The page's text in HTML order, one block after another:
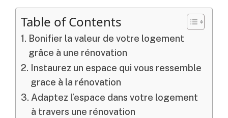
Table of Contents
Bonifier la valeur de votre logement
grâce à une rénovation
Instaurez un espace qui vous ressemble
grace à la rénovation
Adaptez l’espace dans votre logement
à travers une rénovation